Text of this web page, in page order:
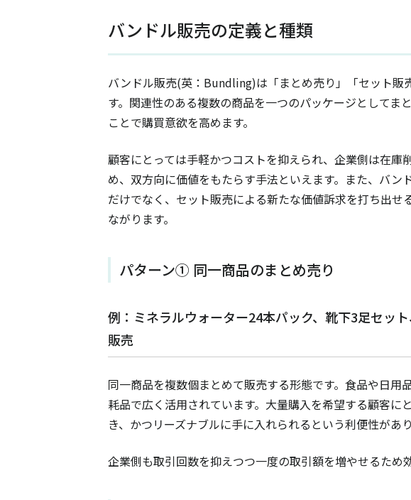
バンドル販売の定義と種類
バンドル販売(英：Bundling)は「まとめ売り」「セット販
す。関連性のある複数の商品を一つのパッケージとしてま
ことで購買意欲を高めます。
顧客にとっては手軽かつコストを抑えられ、企業側は在庫
め、双方向に価値をもたらす手法といえます。また、バン
だけでなく、セット販売による新たな価値訴求を打ち出せ
ながります。
パターン① 同一商品のまとめ売り
例：ミネラルウォーター24本パック、靴下3足セッ
販売
同一商品を複数個まとめて販売する形態です。食品や日用
耗品で広く活用されています。大量購入を希望する顧客に
き、かつリーズナブルに手に入れられるという利便性があり
企業側も取引回数を抑えつつ一度の取引額を増やせるため